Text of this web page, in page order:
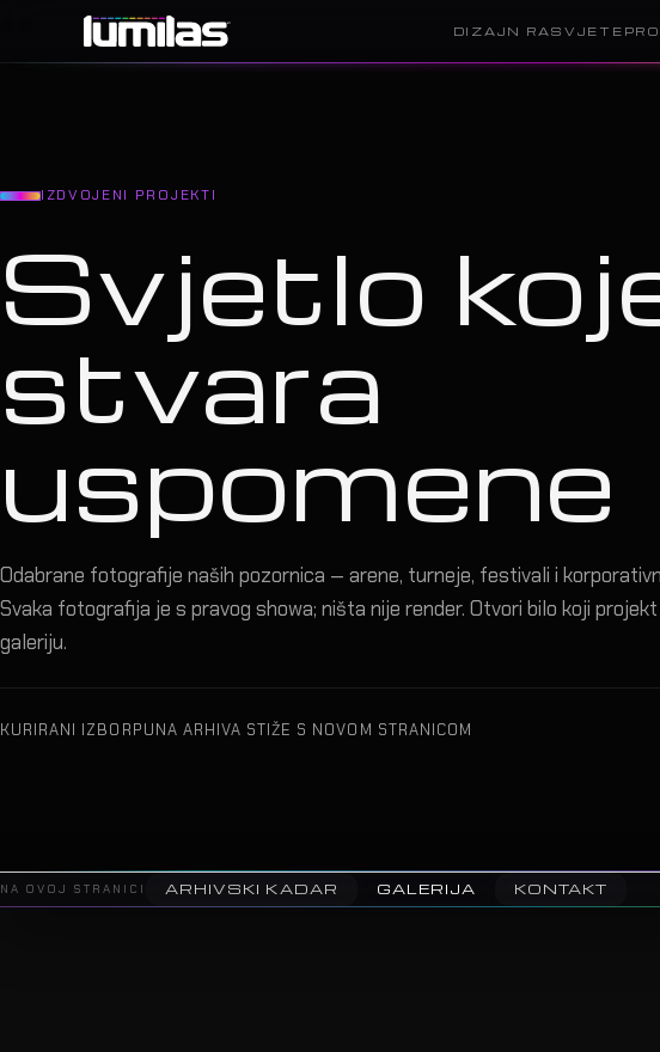
DIZAJN RASVJETE
IZDVOJENI PROJEKTI
Svjetlo
stvara
uspomene
Odabrane fotografije naših pozornica — arene, turneje, festivali i
Svaka fotografija je s pravog showa; ništa nije render. Otvori bilo koji
galeriju.
KURIRANI IZBORPUNA ARHIVA STIŽE S NOVOM STRANICOM
NA OVOJ STRANICI ARHIVSKI KADAR GALERIJA KONTAKT